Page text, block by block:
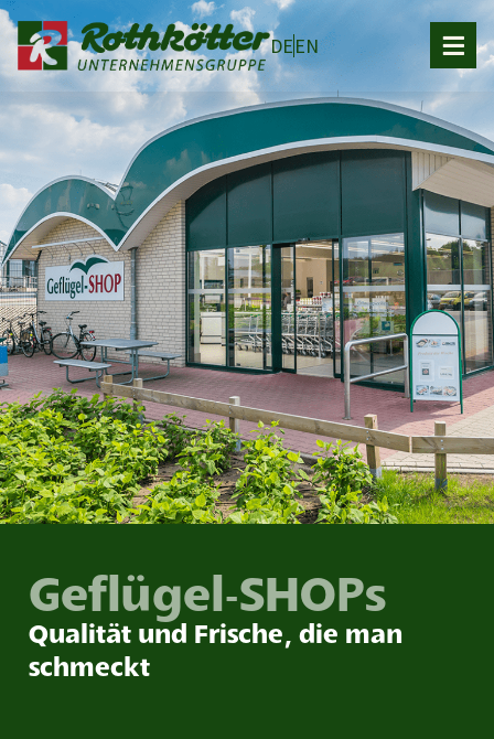
DEEN
Geflügel-SHOPs
Qualität und Frische, die man
schmeckt